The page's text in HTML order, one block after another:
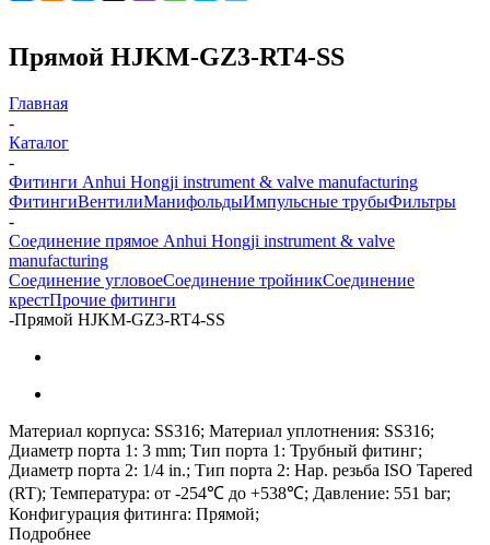
Прямой HJKM-GZ3-RT4-SS
Главная
-
Каталог
-
Фитинги Anhui Hongji instrument & valve manufacturing
ФитингиВентилиМанифольдыИмпульсные трубыФильтры
-
Соединение прямое Anhui Hongji instrument & valve
manufacturing
Соединение угловоеСоединение тройникСоединение
крестПрочие фитинги
-Прямой HJKM-GZ3-RT4-SS
Материал корпуса: SS316; Материал уплотнения: SS316;
Диаметр порта 1: 3 mm; Тип порта 1: Трубный фитинг;
Диаметр порта 2: 1/4 in.; Тип порта 2: Нар. резьба ISO Tapered
(RT); Температура: от -254℃ до +538℃; Давление: 551 bar;
Конфигурация фитинга: Прямой;
Подробнее